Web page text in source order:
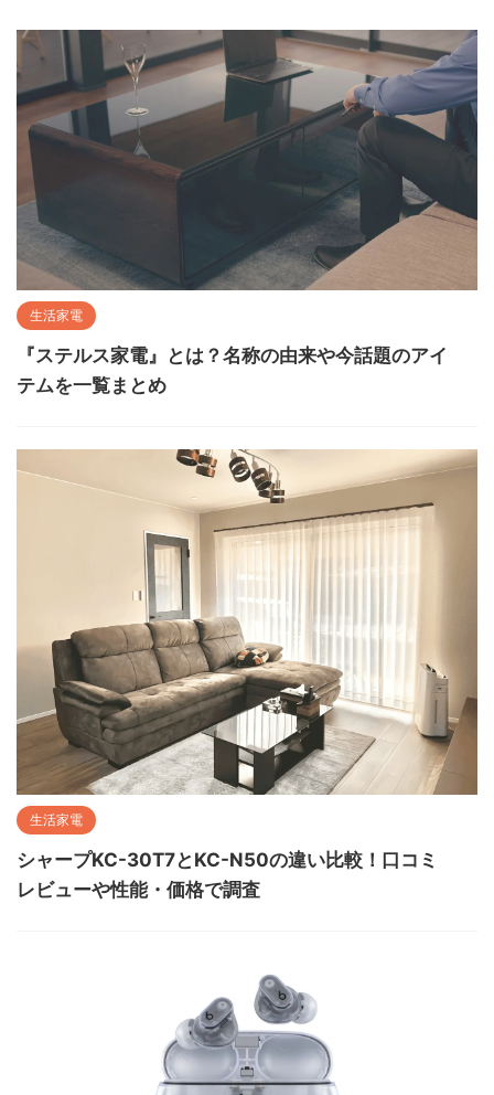
生活家電
『ステルス家電』とは？名称の由来や今話題のアイ
テムを一覧まとめ
生活家電
シャープKC-30T7とKC-N50の違い比較！口コミ
レビューや性能・価格で調査